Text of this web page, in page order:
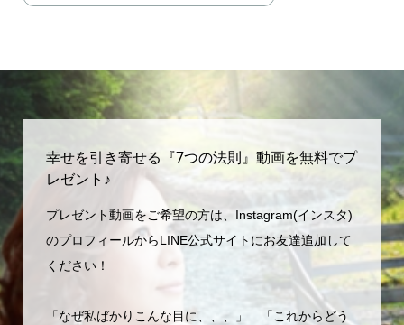
幸せを引き寄せる『7つの法則』動画を無料でプ
レゼント♪
プレゼント動画をご希望の方は、Instagram(インスタ)
のプロフィールからLINE公式サイトにお友達追加して
ください！
「なぜ私ばかりこんな目に、、、」 「これからどう